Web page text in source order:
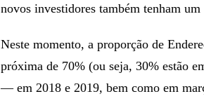
novos investidores também tenham
Neste momento, a proporção de
próxima de 70% (ou seja, 30% estão
— em 2018 e 2019, bem como em